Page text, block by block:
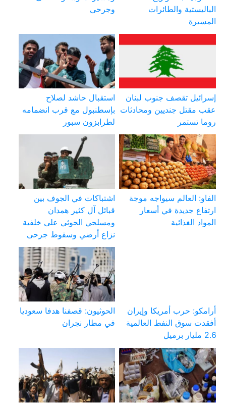
الباليستية والطائرات
المسيرة
وجرحى
إسرائيل تقصف جنوب لبنان
عقب مقتل جنديين ومحادثات
روما تستمر
استقبال حاشد لصلاح
بإسطنبول مع قرب انضمامه
لطرابزون سبور
الفاو: العالم سيواجه موجة
ارتفاع جديدة في أسعار
المواد الغذائية
اشتباكات في الجوف بين
قبائل آل كثير همدان
ومسلحي الحوثي على خلفية
نزاع أرضي وسقوط جرحى
أرامكو: حرب أمريكا وإيران
أفقدت سوق النفط العالمية
2.6 مليار برميل
الحوثيون: قصفنا هدفا سعوديا
في مطار نجران